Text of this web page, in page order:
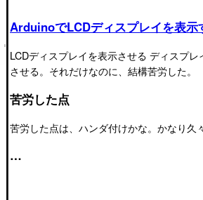
ArduinoでLCDディスプレイを表示
LCDディスプレイを表示させる ディスプ
させる。それだけなのに、結構苦労した。
苦労した点
苦労した点は、ハンダ付けかな。かなり久
…